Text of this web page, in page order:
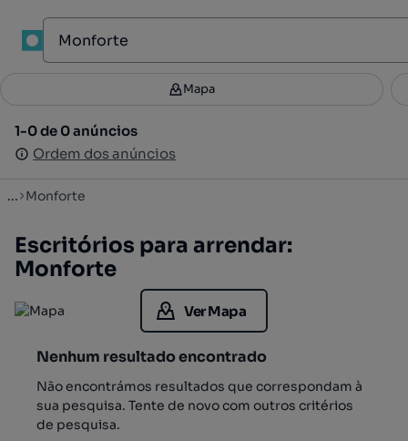
Filtros 4
1-0 de 0 anúncios
Ordem dos anúncios
Mapa
1-0 de 0 anúncios
Ordem dos anúncios
... Monforte
Escritórios para arrendar:
Monforte
Ver Mapa
Nenhum resultado encontrado
Não encontrámos resultados que correspondam à
sua pesquisa. Tente de novo com outros critérios
de pesquisa.